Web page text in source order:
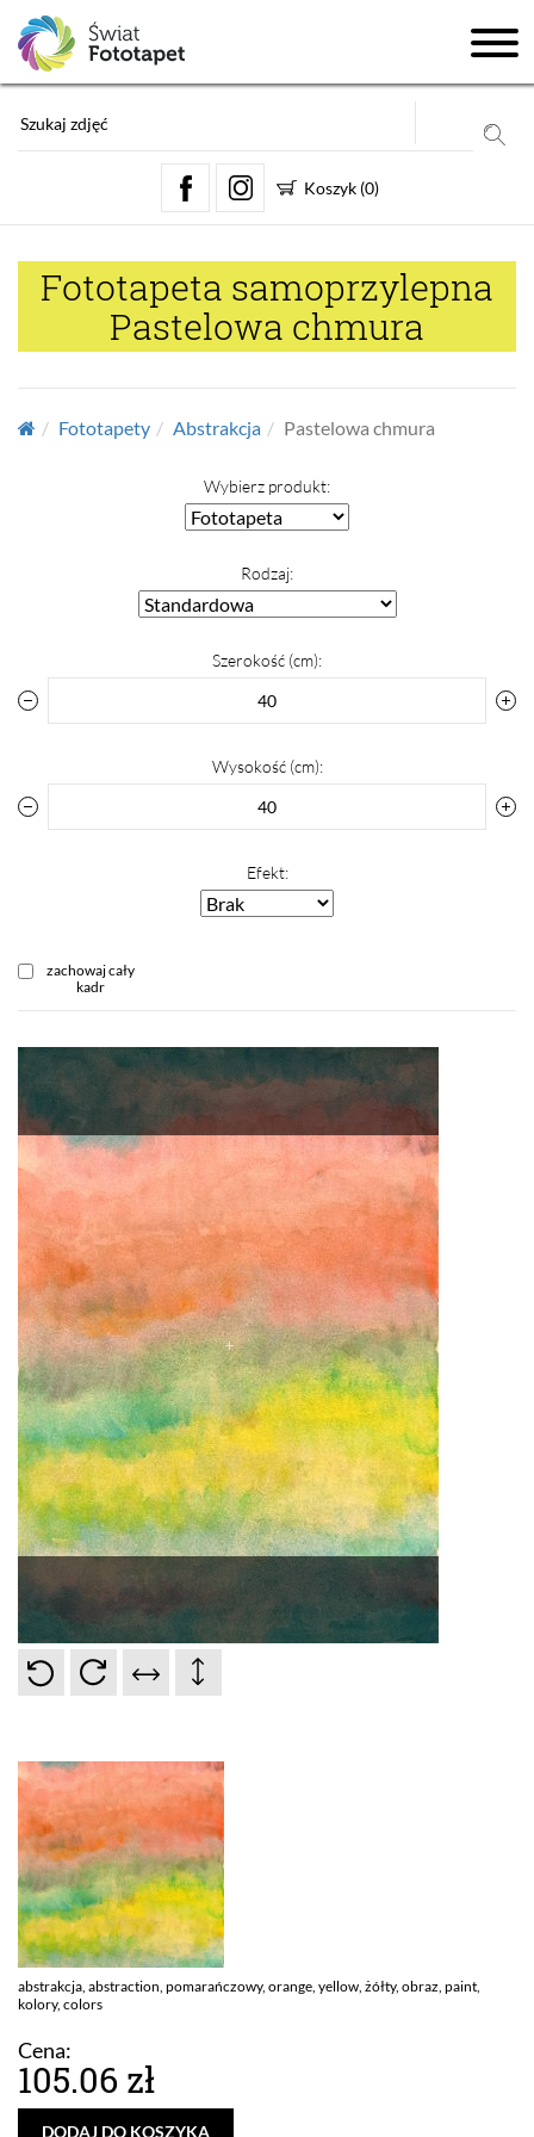
Koszyk (0)
Fototapeta samoprzylepna
Pastelowa chmura
Fototapety Abstrakcja Pastelowa chmura
Wybierz produkt:
Rodzaj:
Szerokość (cm):
Wysokość (cm):
Efekt:
zachowaj cały
kadr
abstrakcja, abstraction, pomarańczowy, orange, yellow, żółty, obraz, paint,
kolory, colors
Cena:
105.06 zł
DODAJ DO KOSZYKA